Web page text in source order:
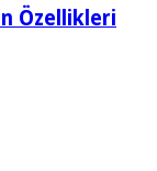
Özellikleri